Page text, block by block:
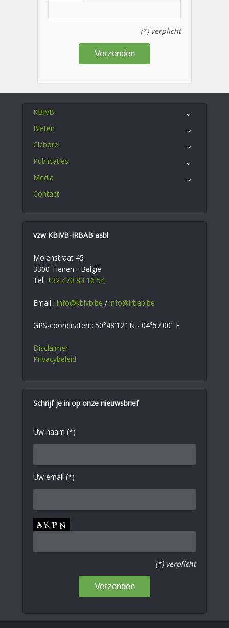
(*) verplicht
KBIVB
Bieten
Cichorei
Publicaties
Media
Contact
vzw KBIVB-IRBAB asbl
Molenstraat 45
3300 Tienen - België
Tel. +32 470 83 16 54
Email : info@kbivb.be / info@irbab.be
GPS-coördinaten : 50°48'12" N - 04°57'00" E
Disclaimer
Privacybeleid
Schrijf je in op onze nieuwsbrief
Uw naam (*)
Uw email (*)
(*) verplicht